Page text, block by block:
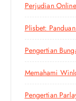
Perjudian
Plisbet:
Pengertian
Memahami
Pengertian